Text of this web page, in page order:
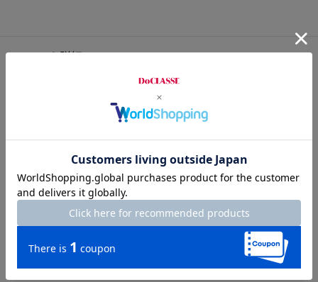
アイテム詳細
前：左右サイドポケット。後ろ：なし
ウエスト仕様
後のみゴムシャーリング